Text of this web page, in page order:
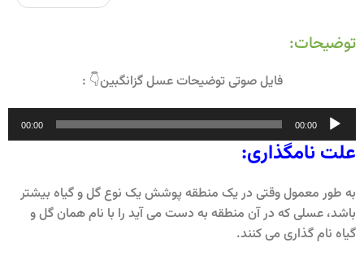
توضیحات:
فایل صوتی توضیحات عسل گزانگبین👇 :
پخش‌کننده
صوت
00:00
00:00
علت نامگذاری:
به طور معمول وقتی در یک منطقه پوشش یک نوع گل و گیاه بیشتر
باشد، عسلی که در آن منطقه به دست می آید را با نام همان گل و
گیاه نام گذاری می کنند.